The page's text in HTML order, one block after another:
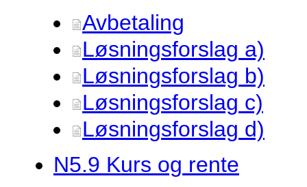
Avbetaling
Løsningsforslag a)
Løsningsforslag b)
Løsningsforslag c)
Løsningsforslag d)
N5.9 Kurs og rente